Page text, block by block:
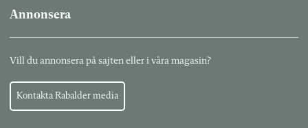
Annonsera
Vill du annonsera på sajten eller i våra magasin?
Kontakta Rabalder media